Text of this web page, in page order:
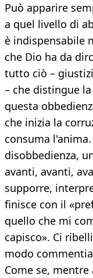
Può apparire
a quel livello di
è indispensabile
che Dio ha da
tutto ciò –
– che distingue
questa
che inizia la
consuma
disobbedienza,
avanti, avanti,
supporre,
finisce con il
quello che mi
capisco». Ci
modo
Come se,